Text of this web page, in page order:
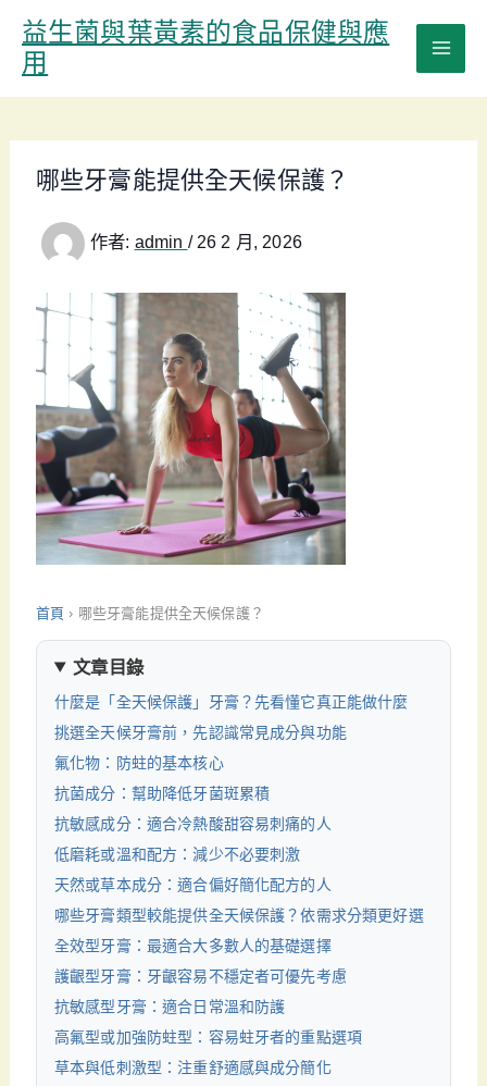
容
益生菌與葉黃素的食品保健與應
用
哪些牙膏能提供全天候保護？
作者: admin / 26 2 月, 2026
首頁 › 哪些牙膏能提供全天候保護？
文章目錄
什麼是「全天候保護」牙膏？先看懂它真正能做什麼
挑選全天候牙膏前，先認識常見成分與功能
氟化物：防蛀的基本核心
抗菌成分：幫助降低牙菌斑累積
抗敏感成分：適合冷熱酸甜容易刺痛的人
低磨耗或溫和配方：減少不必要刺激
天然或草本成分：適合偏好簡化配方的人
哪些牙膏類型較能提供全天候保護？依需求分類更好選
全效型牙膏：最適合大多數人的基礎選擇
護齦型牙膏：牙齦容易不穩定者可優先考慮
抗敏感型牙膏：適合日常溫和防護
高氟型或加強防蛀型：容易蛀牙者的重點選項
草本與低刺激型：注重舒適感與成分簡化